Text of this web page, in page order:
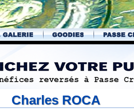
Charles ROCA